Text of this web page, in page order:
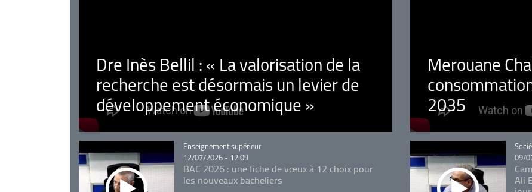
Dre Inès Bellil : « La valorisation de la
recherche est désormais un levier de
développement économique »
Merouane
2035
Catégorie
Enseignement supérieur
12/07/2026 - 12:09
BAC 2026 : une fiche de vœux à 12 choix pour
les nouveaux bacheliers
09/
Ali